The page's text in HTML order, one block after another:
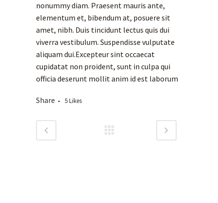
nonummy diam. Praesent mauris ante,
elementum et, bibendum at, posuere sit
amet, nibh. Duis tincidunt lectus quis dui
viverra vestibulum. Suspendisse vulputate
aliquam dui.Excepteur sint occaecat
cupidatat non proident, sunt in culpa qui
officia deserunt mollit anim id est laborum
Share 5Likes